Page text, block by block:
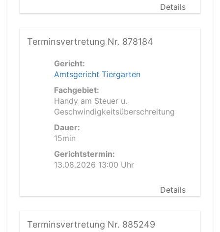
Details
Terminsvertretung Nr. 878184
Gericht:
Amtsgericht Tiergarten
Fachgebiet:
Handy am Steuer u.
Geschwindigkeitsüberschreitung
Dauer:
15min
Gerichtstermin:
13.08.2026 13:00 Uhr
Details
Terminsvertretung Nr. 885249